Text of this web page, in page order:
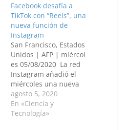
Facebook desafía a
TikTok con “Reels”, una
nueva función de
Instagram
San Francisco, Estados
Unidos | AFP | miércol
es 05/08/2020 La red
Instagram añadió el
miércoles una nueva
función para crear y
compartir videos
cortos, un desafío
agosto 5, 2020
En «Ciencia y
Tecnología»